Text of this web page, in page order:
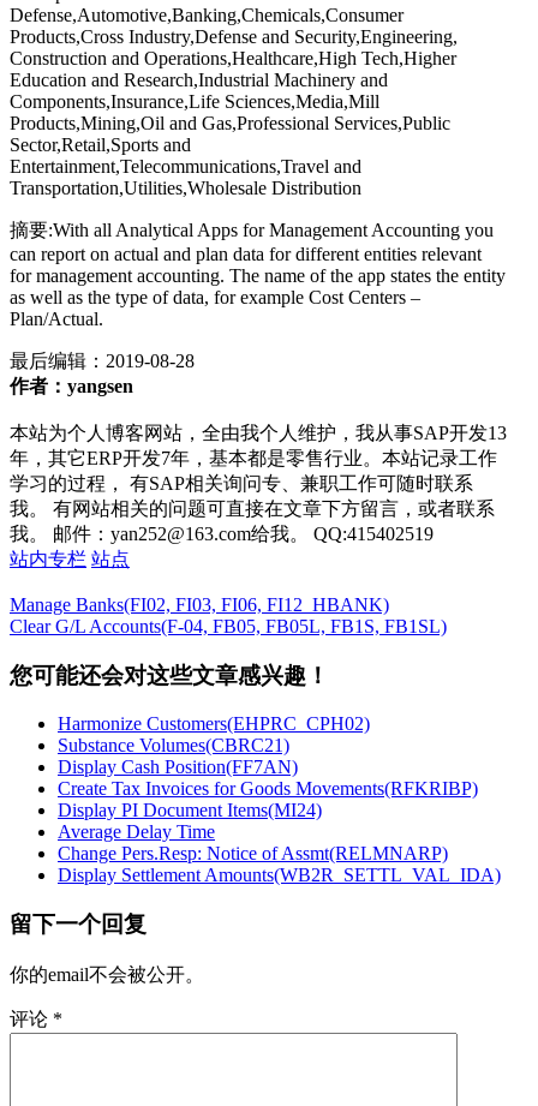
Defense,Automotive,Banking,Chemicals,Consumer
Products,Cross Industry,Defense and Security,Engineering,
Construction and Operations,Healthcare,High Tech,Higher
Education and Research,Industrial Machinery and
Components,Insurance,Life Sciences,Media,Mill
Products,Mining,Oil and Gas,Professional Services,Public
Sector,Retail,Sports and
Entertainment,Telecommunications,Travel and
Transportation,Utilities,Wholesale Distribution
摘要:With all Analytical Apps for Management Accounting you
can report on actual and plan data for different entities relevant
for management accounting. The name of the app states the entity
as well as the type of data, for example Cost Centers –
Plan/Actual.
最后编辑： 2019-08-28
作者：yangsen
本站为个人博客网站，全由我个人维护，我从事SAP开发13
年，其它ERP开发7年，基本都是零售行业。本站记录工作
学习的过程， 有SAP相关询问专、兼职工作可随时联系
我。 有网站相关的问题可直接在文章下方留言，或者联系
我。 邮件：yan252@163.com给我。 QQ:415402519
站内专栏 站点
Manage Banks(FI02, FI03, FI06, FI12_HBANK)
Clear G/L Accounts(F-04, FB05, FB05L, FB1S, FB1SL)
您可能还会对这些文章感兴趣！
Harmonize Customers(EHPRC_CPH02)
Substance Volumes(CBRC21)
Display Cash Position(FF7AN)
Create Tax Invoices for Goods Movements(RFKRIBP)
Display PI Document Items(MI24)
Average Delay Time
Change Pers.Resp: Notice of Assmt(RELMNARP)
Display Settlement Amounts(WB2R_SETTL_VAL_IDA)
留下一个回复
你的email不会被公开。
评论 *